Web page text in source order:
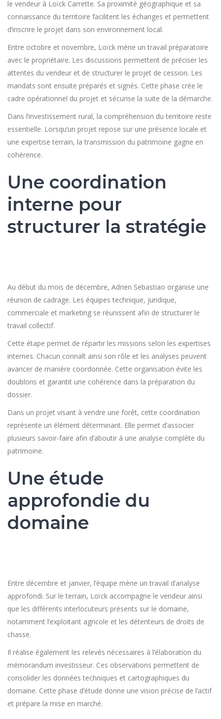
le vendeur à Loïck Carrette. Sa proximité géographique et sa
connaissance du territoire facilitent les échanges et permettent
d’inscrire le projet dans son environnement local.
Entre octobre et novembre, Loïck mène un travail préparatoire
avec le propriétaire. Les discussions permettent de préciser les
attentes du vendeur et de structurer le projet de cession. Les
mandats sont ensuite préparés et signés. Cette phase crée le
cadre opérationnel du projet et sécurise la suite de la démarche.
Dans l’investissement rural, la compréhension du territoire reste
essentielle. Lorsqu’un projet repose sur une présence locale et
une expertise terrain, la transmission du patrimoine gagne en
cohérence.
Une coordination
interne pour
structurer la stratégie
Au début du mois de décembre, Adrien Sebastiao organise une
réunion de cadrage. Les équipes technique, juridique,
commerciale et marketing se réunissent afin de structurer le
travail collectif.
Cette étape permet de répartir les missions selon les expertises
internes. Chacun connaît ainsi son rôle et les analyses peuvent
avancer de manière coordonnée. Cette organisation évite les
doublons et garantit une cohérence dans la préparation du
dossier.
Dans un projet visant à vendre une forêt, cette coordination
représente un élément déterminant. Elle permet d’associer
plusieurs savoir-faire afin d’aboutir à une analyse complète du
patrimoine.
Une étude
approfondie du
domaine
Entre décembre et janvier, l’équipe mène un travail d’analyse
approfondi. Sur le terrain, Loïck accompagne le vendeur ainsi
que les différents interlocuteurs présents sur le domaine,
notamment l’exploitant agricole et les détenteurs de droits de
chasse.
Il réalise également les relevés nécessaires à l’élaboration du
mémorandum investisseur. Ces observations permettent de
consolider les données techniques et cartographiques du
domaine. Cette phase d’étude donne une vision précise de l’actif
et prépare la mise en marché.